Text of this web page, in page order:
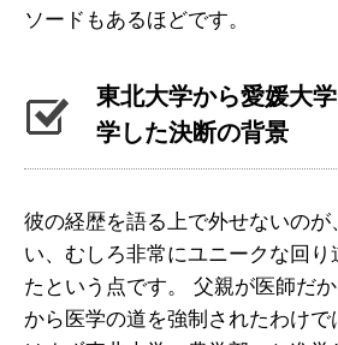
ソードもあるほどです。
東北大学から愛媛大
学した決断の背景
彼の経歴を語る上で外せないのが
い、むしろ非常にユニークな回り
たという点です。 父親が医師だ
から医学の道を強制されたわけ